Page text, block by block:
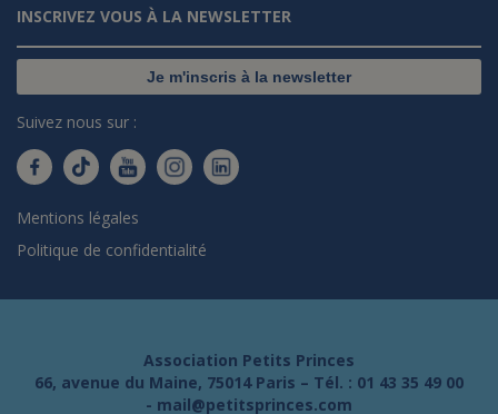
INSCRIVEZ VOUS À LA NEWSLETTER
Je m'inscris à la newsletter
Suivez nous sur :
Mentions légales
Politique de confidentialité
Association Petits Princes
66, avenue du Maine, 75014 Paris – Tél. : 01 43 35 49 00
- mail@petitsprinces.com